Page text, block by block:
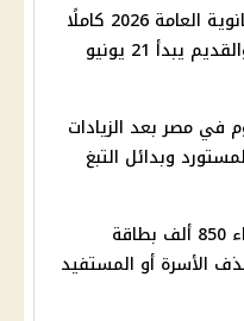
جدول امتحانات الثانوية العامة 2026 كاملًا
يبدأ 21 يونيو
في مصر بعد الزيادات
وبدائل التبغ
التموين تنفي إلغاء 850 ألف بطاقة
الأسرة أو المستفيد